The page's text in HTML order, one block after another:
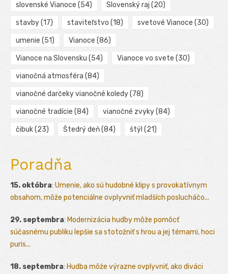
slovenské Vianoce (54) Slovenský raj (20)
stavby(17) staviteľstvo (18) svetové Vianoce (30)
umenie (51) Vianoce (86)
Vianoce na Slovensku (54) Vianoce vo svete (30)
vianočná atmosféra (84)
vianočné darčeky vianočné koledy(78)
vianočné tradície (84) vianočné zvyky(84)
čibuk(23) Štedrý deň(84) štýl (21)
Poradňa
15. októbra: Umenie, ako sú hudobné klipy s provokatívnym
obsahom, môže potenciálne ovplyvniť mladších poslucháčo...
29. septembra: Modernizácia hudby môže pomôcť
súčasnému publiku lepšie sa stotožniť s hrou a jej témami, hoci
puris...
18. septembra: Hudba môže výrazne ovplyvniť, ako diváci